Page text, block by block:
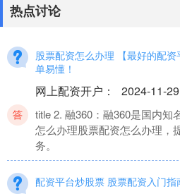
热点讨论
股票配资怎么办理 【最好的配
单易懂！
网上配资开户 ： 2024-11-29
title 2. 融360：融360是国内知
怎么办理股票配资怎么办理，
务。
配资平台炒股票 股票配资入门